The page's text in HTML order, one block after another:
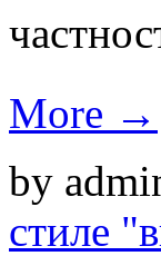
More →
by
стиле